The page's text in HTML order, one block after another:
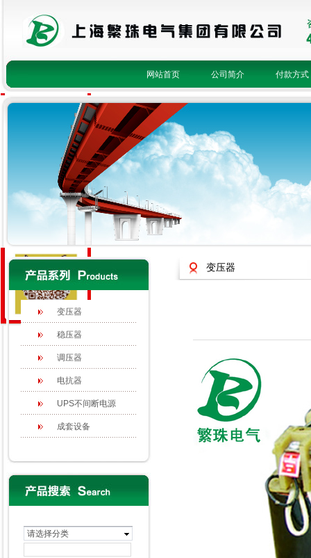
网站首页 公司简介 付款方式
变压器
稳压器
调压器
电抗器
UPS不间断电源
成套设备
请选择分类
变压器
1623085093
1148586079
2415933049